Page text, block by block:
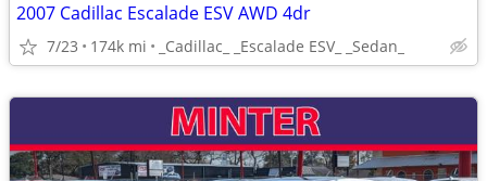
2007 Cadillac Escalade ESV AWD 4dr
7/23 174k mi _Cadillac_ _Escalade ESV_ _Sedan_